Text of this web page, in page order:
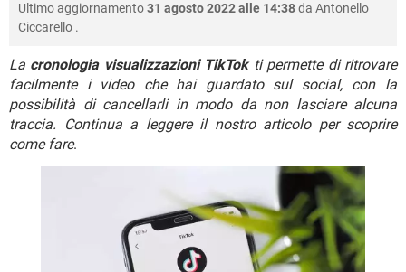
HARDWARE
INSTAGRAM WHATSAPP
HARDWARE
iOS
INSTAGRAM WHATSAPP
TIKTOK FACEBOOK
HARDWARE
COVID-19 GAMING
iOS WINDOWS 10
INSTAGRAM WHATSAPP
TIKTOK FACEBOOK
HARDWARE
GLOSSARIO
GAMING
INTRATTENIMENTO ANDROID
iOS WINDOWS 10
INSTAGRAM
Ultimo aggiornamento31 agosto 2022 alle 14:38da Antonello
Ciccarello .
La cronologia visualizzazioni TikTokti permette di ritrovare
facilmente i video che hai guardato sul social, con la
possibilità di cancellarli in modo da non lasciare alcuna
traccia. Continua a leggere il nostro articolo per scoprire
come fare.